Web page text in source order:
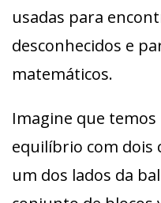
usadas para
desconhecidos e
matemáticos.
Imagine que
equilíbrio com dois
um dos lados da